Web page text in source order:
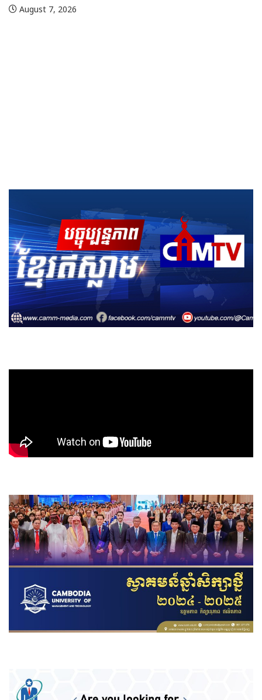
August 7, 2026